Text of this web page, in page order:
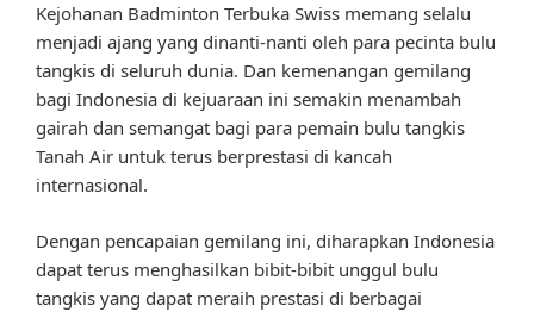
Kejohanan Badminton Terbuka Swiss memang selalu
menjadi ajang yang dinanti-nanti oleh para pecinta bulu
tangkis di seluruh dunia. Dan kemenangan gemilang
bagi Indonesia di kejuaraan ini semakin menambah
gairah dan semangat bagi para pemain bulu tangkis
Tanah Air untuk terus berprestasi di kancah
internasional.
Dengan pencapaian gemilang ini, diharapkan Indonesia
dapat terus menghasilkan bibit-bibit unggul bulu
tangkis yang dapat meraih prestasi di berbagai